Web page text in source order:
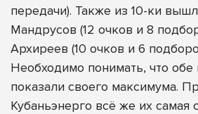
передачи). Также из 10-ки
Мандрусов (12 очков и 8
Архиреев (10 очков и 6
Необходимо понимать, что
показали своего максимума.
Кубаньэнерго всё же их самая